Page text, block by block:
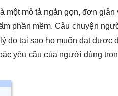
một mô tả ngắn gọn, đơn
phần mềm. Câu chuyện
do tại sao họ muốn đạt
yêu cầu của người dùng